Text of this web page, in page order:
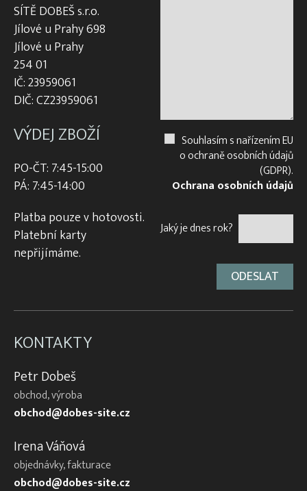
SÍTĚ DOBEŠ s.r.o.
Jílové u Prahy 698
Jílové u Prahy
254 01
IČ: 23959061
DIČ: CZ23959061
VÝDEJ ZBOŽÍ
PO-ČT: 7:45-15:00
PÁ: 7:45-14:00
Platba pouze v hotovosti.
Platební karty
nepřijímáme.
Souhlasím s nařízením EU
o ochraně osobních údajů
(GDPR).
Ochrana osobních údajů
Jaký je dnes rok?
KONTAKTY
Petr Dobeš
obchod, výroba
obchod@dobes-site.cz
Irena Váňová
objednávky, fakturace
obchod@dobes-site.cz